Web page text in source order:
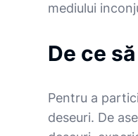
mediului
De ce
Pentru a
deseuri. De